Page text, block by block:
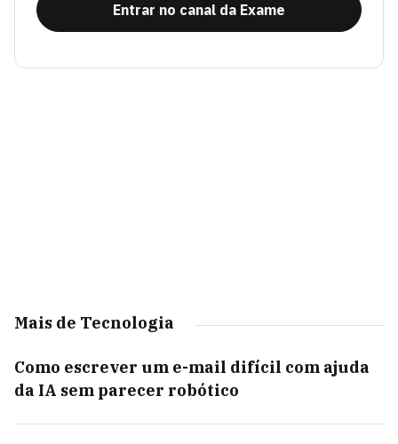
Entrar no canal da Exame
Mais de Tecnologia
Como escrever um e-mail difícil com ajuda
da IA sem parecer robótico